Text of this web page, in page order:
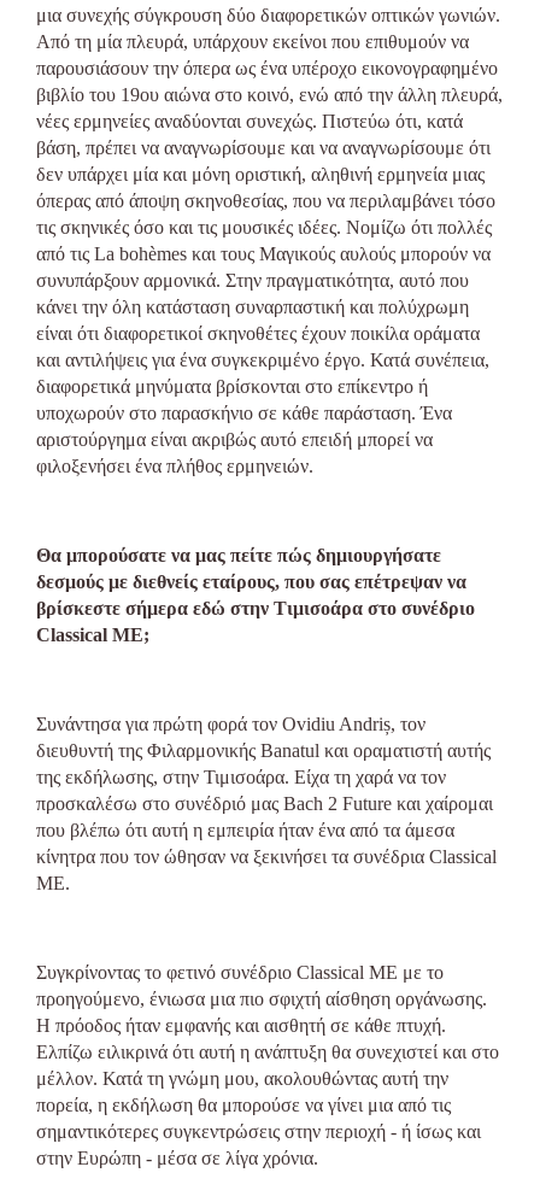
μια συνεχής σύγκρουση δύο διαφορετικών οπτικών γωνιών.
Από τη μία πλευρά, υπάρχουν εκείνοι που επιθυμούν να
παρουσιάσουν την όπερα ως ένα υπέροχο εικονογραφημένο
βιβλίο του 19ου αιώνα στο κοινό, ενώ από την άλλη πλευρά,
νέες ερμηνείες αναδύονται συνεχώς. Πιστεύω ότι, κατά
βάση, πρέπει να αναγνωρίσουμε και να αναγνωρίσουμε ότι
δεν υπάρχει μία και μόνη οριστική, αληθινή ερμηνεία μιας
όπερας από άποψη σκηνοθεσίας, που να περιλαμβάνει τόσο
τις σκηνικές όσο και τις μουσικές ιδέες. Νομίζω ότι πολλές
από τις La bohèmes και τους Μαγικούς αυλούς μπορούν να
συνυπάρξουν αρμονικά. Στην πραγματικότητα, αυτό που
κάνει την όλη κατάσταση συναρπαστική και πολύχρωμη
είναι ότι διαφορετικοί σκηνοθέτες έχουν ποικίλα οράματα
και αντιλήψεις για ένα συγκεκριμένο έργο. Κατά συνέπεια,
διαφορετικά μηνύματα βρίσκονται στο επίκεντρο ή
υποχωρούν στο παρασκήνιο σε κάθε παράσταση. Ένα
αριστούργημα είναι ακριβώς αυτό επειδή μπορεί να
φιλοξενήσει ένα πλήθος ερμηνειών.
Θα μπορούσατε να μας πείτε πώς δημιουργήσατε
δεσμούς με διεθνείς εταίρους, που σας επέτρεψαν να
βρίσκεστε σήμερα εδώ στην Τιμισοάρα στο συνέδριο
Classical ME;
Συνάντησα για πρώτη φορά τον Ovidiu Andriș, τον
διευθυντή της Φιλαρμονικής Banatul και οραματιστή αυτής
της εκδήλωσης, στην Τιμισοάρα. Είχα τη χαρά να τον
προσκαλέσω στο συνέδριό μας Bach 2 Future και χαίρομαι
που βλέπω ότι αυτή η εμπειρία ήταν ένα από τα άμεσα
κίνητρα που τον ώθησαν να ξεκινήσει τα συνέδρια Classical
ME.
Συγκρίνοντας το φετινό συνέδριο Classical ME με το
προηγούμενο, ένιωσα μια πιο σφιχτή αίσθηση οργάνωσης.
Η πρόοδος ήταν εμφανής και αισθητή σε κάθε πτυχή.
Ελπίζω ειλικρινά ότι αυτή η ανάπτυξη θα συνεχιστεί και στο
μέλλον. Κατά τη γνώμη μου, ακολουθώντας αυτή την
πορεία, η εκδήλωση θα μπορούσε να γίνει μια από τις
σημαντικότερες συγκεντρώσεις στην περιοχή - ή ίσως και
στην Ευρώπη - μέσα σε λίγα χρόνια.